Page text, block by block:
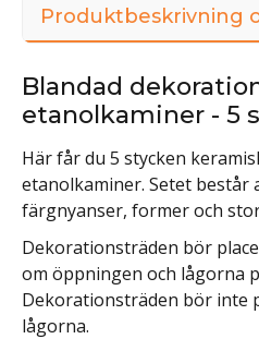
Produktbeskrivning
Blandad
etanolkaminer - 5
Här får du 5 stycken
etanolkaminer. Setet består
färgnyanser, former och
Dekorationsträden bör
om öppningen och lågorna
Dekorationsträden bör inte
lågorna.